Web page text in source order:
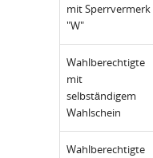
mit Sperrvermerk
"W"
Wahlberechtigte
mit
selbständigem
Wahlschein
Wahlberechtigte